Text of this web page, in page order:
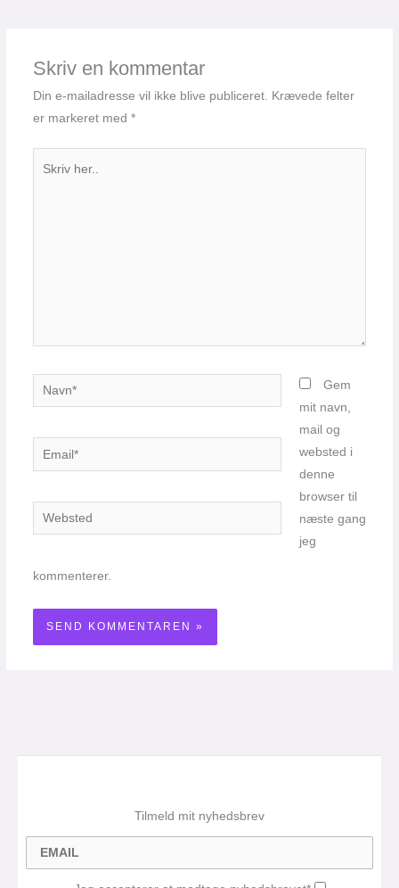
Skriv en kommentar
Din e-mailadresse vil ikke blive publiceret. Krævede felter
er markeret med *
Navn*
Email*
Websted
Gem
mit navn,
mail og
websted i
denne
browser til
næste gang
jeg
kommenterer.
Tilmeld mit nyhedsbrev